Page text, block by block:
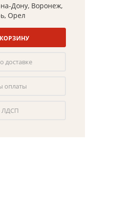
Дону, Воронеж,
Орел
доставке
оплаты
ЛДСП